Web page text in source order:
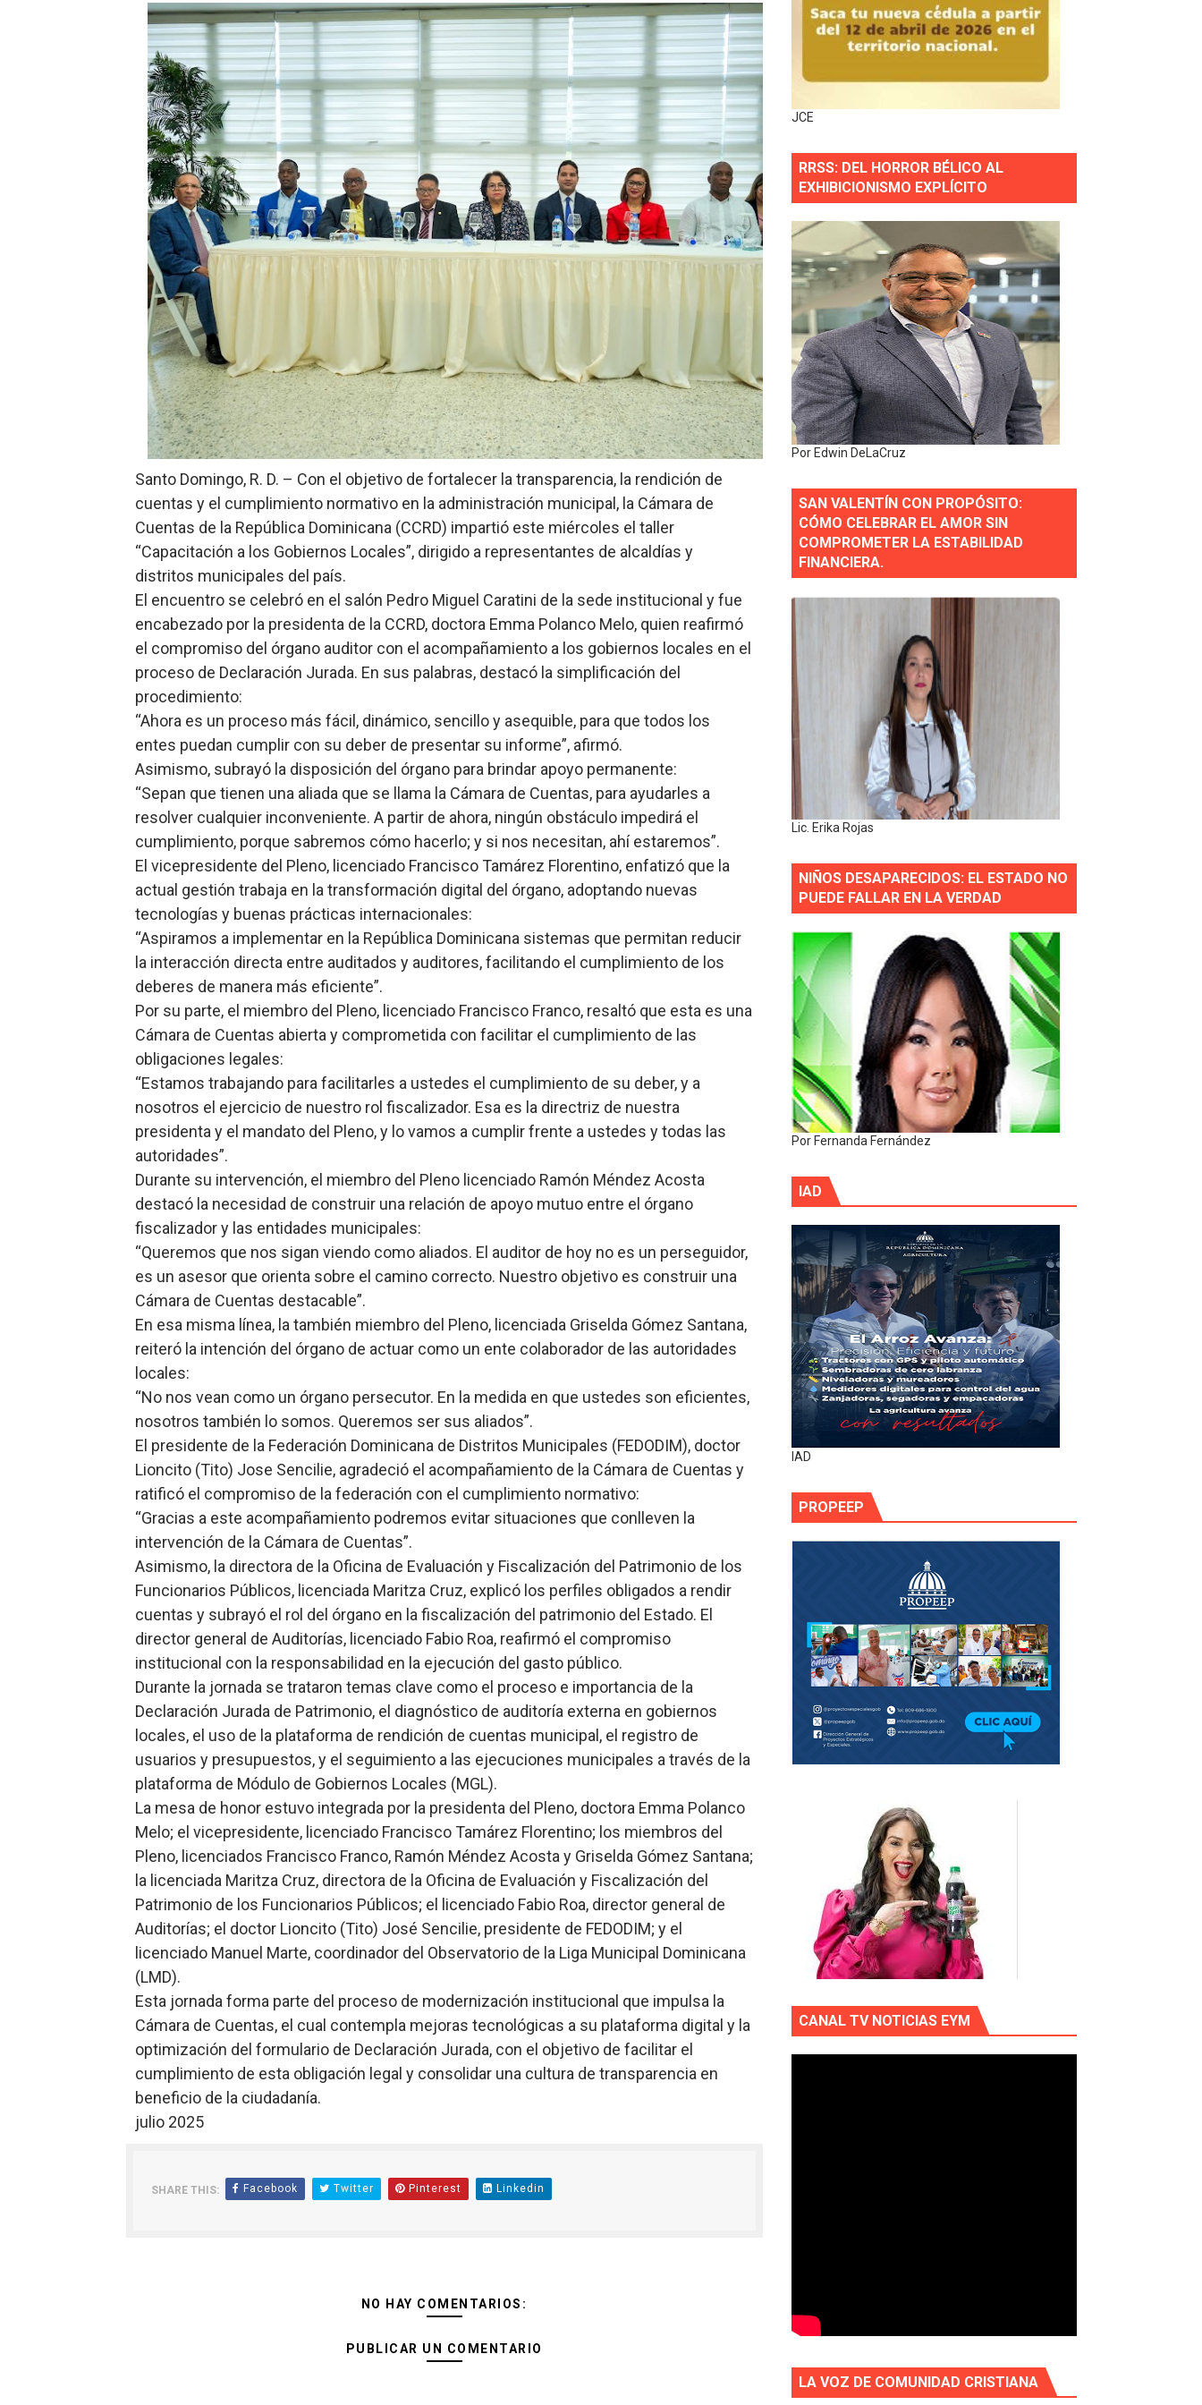
CESDN urge fortalecer el sistema eléctrico ante constantes apagones en Santo Domingo Norte
Cacerolazos, gomas quemadas y bombas lagrimógenas: Tensión en la Fernández Domínguez por apagones en Cayenas y Residencial Amalia
Roberto Ángel Salcedo anuncia festival cultural para la región Este
Roberto Ángel Salcedo anuncia festival cultural para la región Este
Respuesta oportuna de Propeep permite a familia de La Cuaba recuperar su hogar tras incendio
Juramentan a Angelina Biviana Riveiro como nueva vicepresidenta ejecutiva de Fiduciaria Reservas.
DIGEIG y Liga Municipal Dominicana impulsan metas de transparencia
Tribunal Superior Administrativo anula permisos urbanísticos del proyecto Everest Tower en Piantini
JCE flexibiliza renovación de cédula: adiós al orden por mes de nacimiento en municipios pequeños
Restaurante Amigos es reconocido por sus cuatro décadas de excelencia en el sector gastronómico
Banco Popular escala 17 posiciones en los mil mejores bancos del mundo
SNS y el SRSO actualizan Manual de Comunicación Interna y Externa para fortalecer gestión comunicacional en salud
Osiris de León responde a Roberto Tineo y a Yeisy por sus críticas destempladas sobre Presa de Guaiguí: "Es ignorancia supina"
DGPCF: 55 años sembrando desarrollo y fortaleciendo la frontera dominicana
Operativo interagencial frena delitos ambientales y recupera terrenos en zonas protegidas del país
Santo Domingo, R. D. – Con el objetivo de fortalecer la transparencia, la rendición de
cuentas y el cumplimiento normativo en la administración municipal, la Cámara de
Cuentas de la República Dominicana (CCRD) impartió este miércoles el taller
“Capacitación a los Gobiernos Locales”, dirigido a representantes de alcaldías y
distritos municipales del país.
El encuentro se celebró en el salón Pedro Miguel Caratini de la sede institucional y fue
encabezado por la presidenta de la CCRD, doctora Emma Polanco Melo, quien reafirmó
el compromiso del órgano auditor con el acompañamiento a los gobiernos locales en el
proceso de Declaración Jurada. En sus palabras, destacó la simplificación del
procedimiento:
“Ahora es un proceso más fácil, dinámico, sencillo y asequible, para que todos los
entes puedan cumplir con su deber de presentar su informe”, afirmó.
Asimismo, subrayó la disposición del órgano para brindar apoyo permanente:
“Sepan que tienen una aliada que se llama la Cámara de Cuentas, para ayudarles a
resolver cualquier inconveniente. A partir de ahora, ningún obstáculo impedirá el
cumplimiento, porque sabremos cómo hacerlo; y si nos necesitan, ahí estaremos”.
El vicepresidente del Pleno, licenciado Francisco Tamárez Florentino, enfatizó que la
actual gestión trabaja en la transformación digital del órgano, adoptando nuevas
tecnologías y buenas prácticas internacionales:
“Aspiramos a implementar en la República Dominicana sistemas que permitan reducir
la interacción directa entre auditados y auditores, facilitando el cumplimiento de los
deberes de manera más eficiente”.
Por su parte, el miembro del Pleno, licenciado Francisco Franco, resaltó que esta es una
Cámara de Cuentas abierta y comprometida con facilitar el cumplimiento de las
obligaciones legales:
“Estamos trabajando para facilitarles a ustedes el cumplimiento de su deber, y a
nosotros el ejercicio de nuestro rol fiscalizador. Esa es la directriz de nuestra
presidenta y el mandato del Pleno, y lo vamos a cumplir frente a ustedes y todas las
autoridades”.
Durante su intervención, el miembro del Pleno licenciado Ramón Méndez Acosta
destacó la necesidad de construir una relación de apoyo mutuo entre el órgano
fiscalizador y las entidades municipales:
“Queremos que nos sigan viendo como aliados. El auditor de hoy no es un perseguidor,
es un asesor que orienta sobre el camino correcto. Nuestro objetivo es construir una
Cámara de Cuentas destacable”.
En esa misma línea, la también miembro del Pleno, licenciada Griselda Gómez Santana,
reiteró la intención del órgano de actuar como un ente colaborador de las autoridades
locales:
“No nos vean como un órgano persecutor. En la medida en que ustedes son eficientes,
nosotros también lo somos. Queremos ser sus aliados”.
El presidente de la Federación Dominicana de Distritos Municipales (FEDODIM), doctor
Lioncito (Tito) Jose Sencilie, agradeció el acompañamiento de la Cámara de Cuentas y
ratificó el compromiso de la federación con el cumplimiento normativo:
“Gracias a este acompañamiento podremos evitar situaciones que conlleven la
intervención de la Cámara de Cuentas”.
Asimismo, la directora de la Oficina de Evaluación y Fiscalización del Patrimonio de los
Funcionarios Públicos, licenciada Maritza Cruz, explicó los perfiles obligados a rendir
cuentas y subrayó el rol del órgano en la fiscalización del patrimonio del Estado. El
director general de Auditorías, licenciado Fabio Roa, reafirmó el compromiso
institucional con la responsabilidad en la ejecución del gasto público.
Durante la jornada se trataron temas clave como el proceso e importancia de la
Declaración Jurada de Patrimonio, el diagnóstico de auditoría externa en gobiernos
locales, el uso de la plataforma de rendición de cuentas municipal, el registro de
usuarios y presupuestos, y el seguimiento a las ejecuciones municipales a través de la
plataforma de Módulo de Gobiernos Locales (MGL).
La mesa de honor estuvo integrada por la presidenta del Pleno, doctora Emma Polanco
Melo; el vicepresidente, licenciado Francisco Tamárez Florentino; los miembros del
Pleno, licenciados Francisco Franco, Ramón Méndez Acosta y Griselda Gómez Santana;
la licenciada Maritza Cruz, directora de la Oficina de Evaluación y Fiscalización del
Patrimonio de los Funcionarios Públicos; el licenciado Fabio Roa, director general de
Auditorías; el doctor Lioncito (Tito) José Sencilie, presidente de FEDODIM; y el
licenciado Manuel Marte, coordinador del Observatorio de la Liga Municipal Dominicana
(LMD).
Esta jornada forma parte del proceso de modernización institucional que impulsa la
Cámara de Cuentas, el cual contempla mejoras tecnológicas a su plataforma digital y la
optimización del formulario de Declaración Jurada, con el objetivo de facilitar el
cumplimiento de esta obligación legal y consolidar una cultura de transparencia en
beneficio de la ciudadanía.
julio 2025
SHARE THIS: Facebook Twitter Pinterest Linkedin
NO HAY COMENTARIOS:
PUBLICAR UN COMENTARIO
JCE
RRSS: DEL HORROR BÉLICO AL
EXHIBICIONISMO EXPLÍCITO
Por Edwin DeLaCruz
SAN VALENTÍN CON PROPÓSITO:
CÓMO CELEBRAR EL AMOR SIN
COMPROMETER LA ESTABILIDAD
FINANCIERA.
Lic. Erika Rojas
NIÑOS DESAPARECIDOS: EL ESTADO NO
PUEDE FALLAR EN LA VERDAD
Por Fernanda Fernández
IAD
IAD
PROPEEP
CANAL TV NOTICIAS EYM
LA VOZ DE COMUNIDAD CRISTIANA